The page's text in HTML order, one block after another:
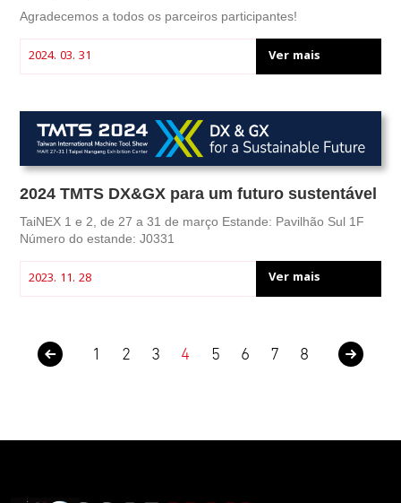
Agradecemos a todos os parceiros participantes!
2024. 03. 31 Ver mais
2024 TMTS DX&GX para um futuro sustentável
TaiNEX 1 e 2, de 27 a 31 de março Estande: Pavilhão Sul 1F
Número do estande: J0331
2023. 11. 28 Ver mais
1 2 3 4 5 6 7 8